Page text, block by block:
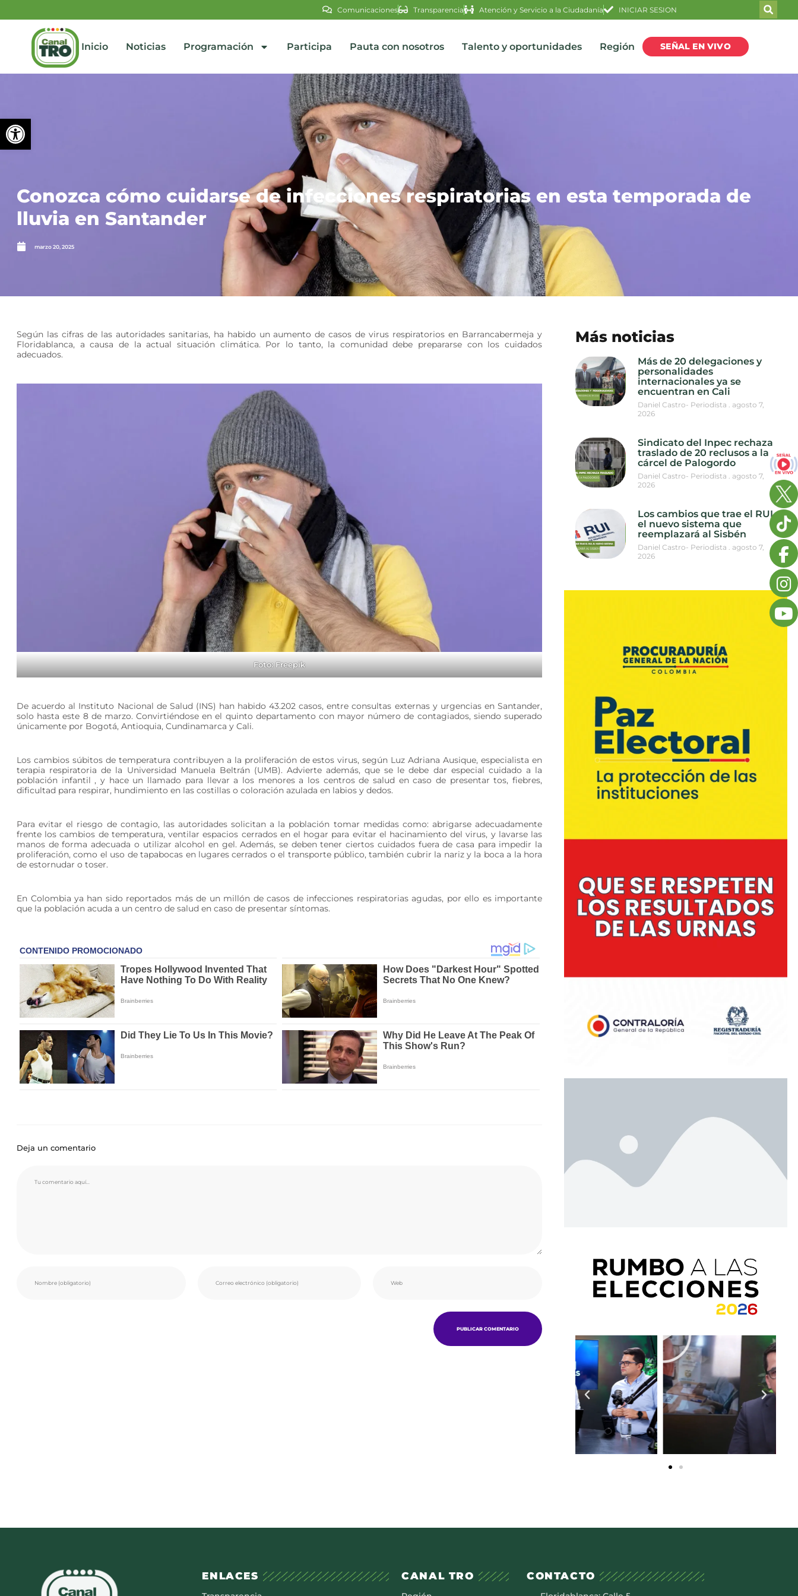
Abrir barra de herramientas
Comunicaciones Transparencia Atención y Servicio a la Ciudadanía INICIAR SESION
Inicio Noticias Programación Participa Pauta con nosotros Talento y oportunidades Región SEÑAL EN VIVO
Conozca cómo cuidarse de infecciones respiratorias en esta temporada de
lluvia en Santander
marzo 20, 2025
Según las cifras de las autoridades sanitarias, ha habido un aumento de casos de virus respiratorios en Barrancabermeja y
Floridablanca, a causa de la actual situación climática. Por lo tanto, la comunidad debe prepararse con los cuidados
adecuados.
Foto: Freepik
De acuerdo al Instituto Nacional de Salud (INS) han habido 43.202 casos, entre consultas externas y urgencias en Santander,
solo hasta este 8 de marzo. Convirtiéndose en el quinto departamento con mayor número de contagiados, siendo superado
únicamente por Bogotá, Antioquia, Cundinamarca y Cali.
Los cambios súbitos de temperatura contribuyen a la proliferación de estos virus, según Luz Adriana Ausique, especialista en
terapia respiratoria de la Universidad Manuela Beltrán (UMB). Advierte además, que se le debe dar especial cuidado a la
población infantil , y hace un llamado para llevar a los menores a los centros de salud en caso de presentar tos, fiebres,
dificultad para respirar, hundimiento en las costillas o coloración azulada en labios y dedos.
Para evitar el riesgo de contagio, las autoridades solicitan a la población tomar medidas como: abrigarse adecuadamente
frente los cambios de temperatura, ventilar espacios cerrados en el hogar para evitar el hacinamiento del virus, y lavarse las
manos de forma adecuada o utilizar alcohol en gel. Además, se deben tener ciertos cuidados fuera de casa para impedir la
proliferación, como el uso de tapabocas en lugares cerrados o el transporte público, también cubrir la nariz y la boca a la hora
de estornudar o toser.
En Colombia ya han sido reportados más de un millón de casos de infecciones respiratorias agudas, por ello es importante
que la población acuda a un centro de salud en caso de presentar síntomas.
Deja un comentario
Más noticias
Más de 20 delegaciones y
personalidades
internacionales ya se
encuentran en Cali
Daniel Castro- Periodista
agosto 7,
2026
Sindicato del Inpec rechaza
traslado de 20 reclusos a la
cárcel de Palogordo
Daniel Castro- Periodista
agosto 7,
2026
Los cambios que trae el RUI,
el nuevo sistema que
reemplazará al Sisbén
Daniel Castro- Periodista
agosto 7,
2026
ENLACES CANAL TRO CONTACTO